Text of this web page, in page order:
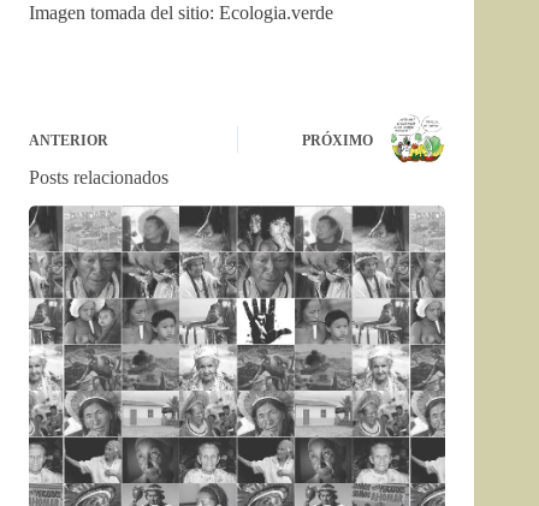
Imagen tomada del sitio: Ecologia.verde
ANTERIOR PRÓXIMO
Posts relacionados